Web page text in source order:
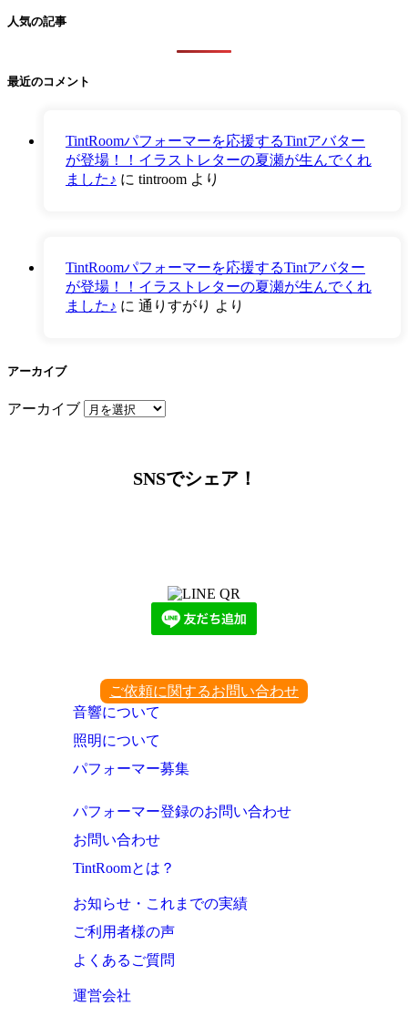
人気の記事
最近のコメント
TintRoomパフォーマーを応援するTintアバター
が登場！！イラストレターの夏瀬が生んでくれ
ました♪ に tintroom より
TintRoomパフォーマーを応援するTintアバター
が登場！！イラストレターの夏瀬が生んでくれ
ました♪ に 通りすがり より
アーカイブ
アーカイブ
SNSでシェア！
ご依頼に関するお問い合わせ
音響について
照明について
パフォーマー募集
パフォーマー登録のお問い合わせ
お問い合わせ
TintRoomとは？
お知らせ・これまでの実績
ご利用者様の声
よくあるご質問
運営会社